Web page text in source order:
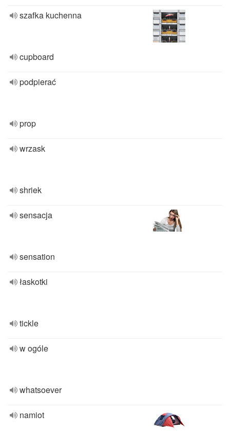
szafka kuchenna
cupboard
podpierać
prop
wrzask
shriek
sensacja
sensation
łaskotki
tickle
w ogóle
whatsoever
namiot